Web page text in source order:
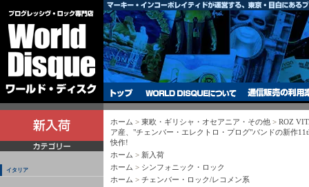
イタリア
ホーム > 東欧・ギリシャ・オセアニア・その他 > ROZ
ア産、"チェンバー・エレクトロ・プログ"バンドの新作
快作!
ホーム > 新入荷
ホーム > シンフォニック・ロック
ホーム > チェンバー・ロック/レコメン系